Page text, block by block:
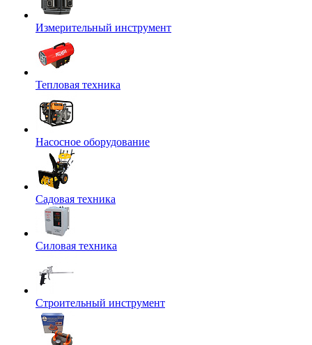
Измерительный инструмент
Тепловая техника
Насосное оборудование
Садовая техника
Силовая техника
Строительный инструмент